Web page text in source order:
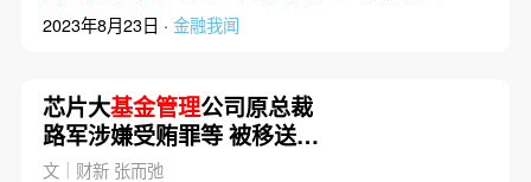
2023年8月23日 · 金融我闻
芯片大基金管理公司原总裁
路军涉嫌受贿罪等 被移送检
察机关
文｜财新 张而弛